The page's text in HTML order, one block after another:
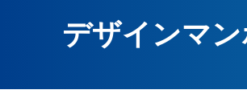
デザインマ